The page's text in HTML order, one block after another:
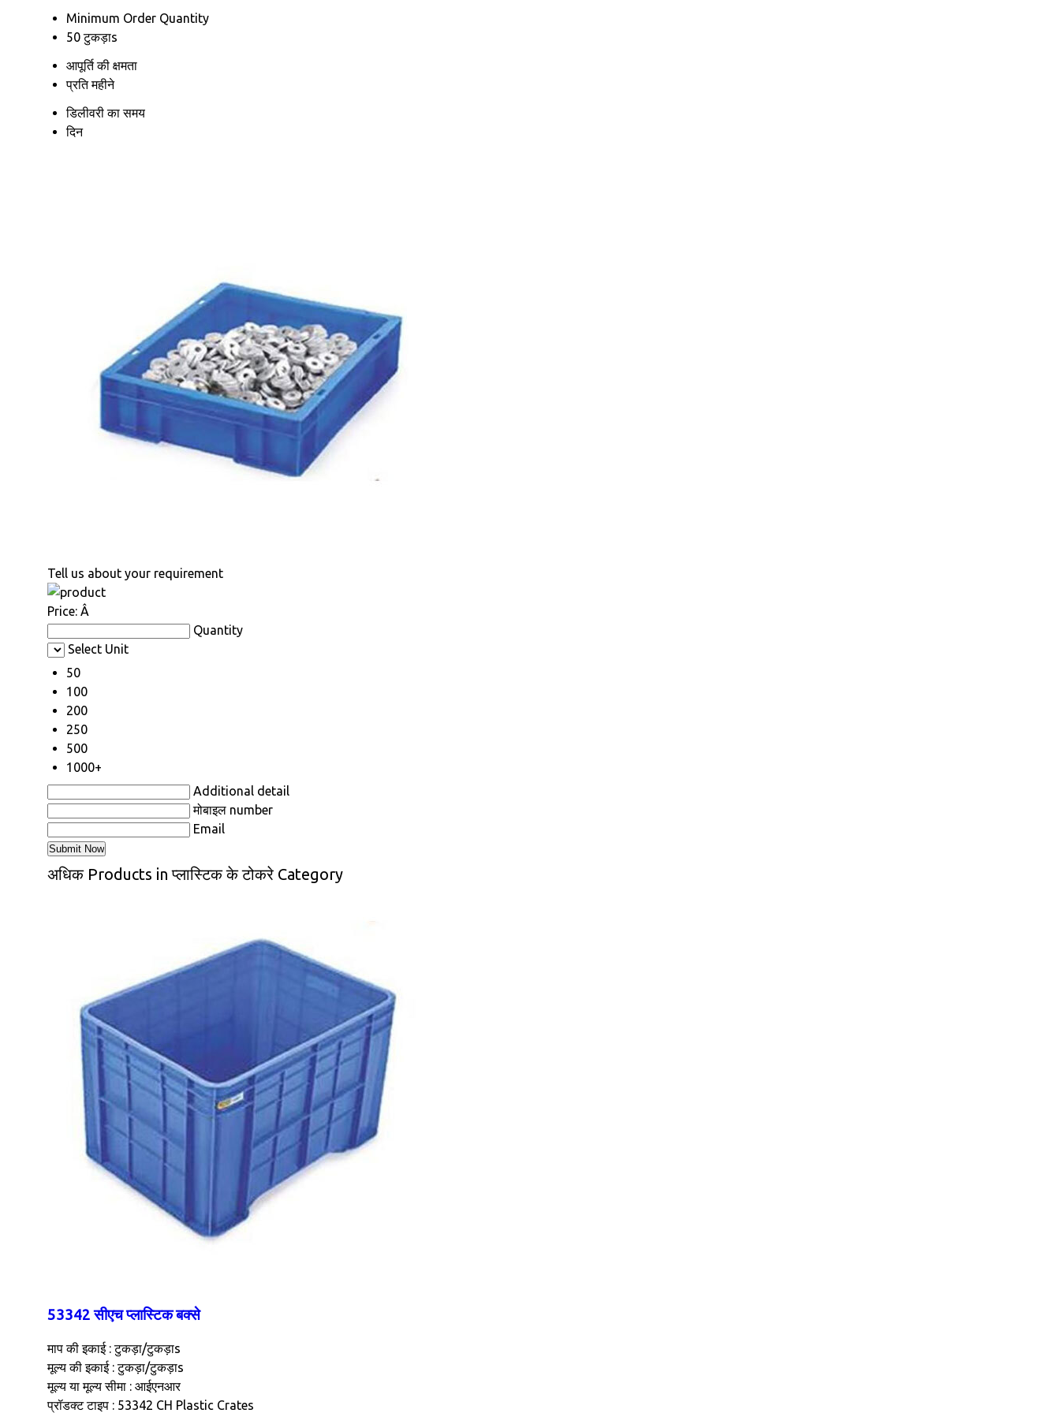
Minimum Order Quantity
50 टुकड़ाs
आपूर्ति की क्षमता
प्रति महीने
डिलीवरी का समय
दिन
Tell us about your requirement
Price: Â
Quantity
Select Unit
50
100
200
250
500
1000+
Additional detail
मोबाइल number
Email
अधिक Products in प्लास्टिक के टोकरे Category
53342 सीएच प्लास्टिक बक्से
माप की इकाई : टुकड़ा/टुकड़ाs
मूल्य की इकाई : टुकड़ा/टुकड़ाs
मूल्य या मूल्य सीमा : आईएनआर
प्रॉडक्ट टाइप : 53342 CH Plastic Crates